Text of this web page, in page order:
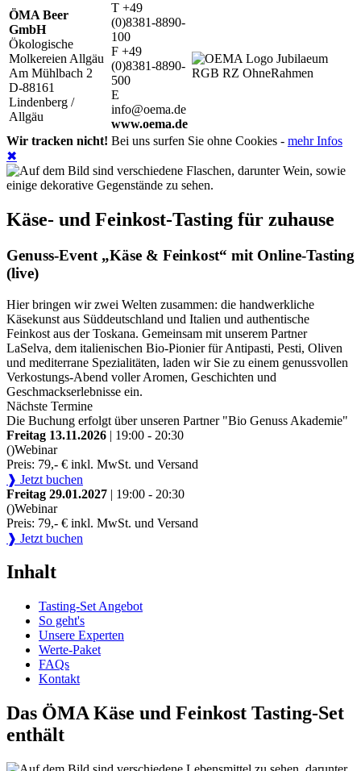
ÖMA Beer
GmbH
Ökologische
Molkereien Allgäu
Am Mühlbach 2
D-88161
Lindenberg /
Allgäu
T +49
(0)8381-8890-
100
F +49
(0)8381-8890-
500
E
info@oema.de
www.oema.de
Wir tracken nicht! Bei uns surfen Sie ohne Cookies - mehr Infos
✖
Käse- und Feinkost-Tasting für zuhause
Genuss-Event „Käse & Feinkost“ mit Online-Tasting
(live)
Hier bringen wir zwei Welten zusammen: die handwerkliche
Käsekunst aus Süddeutschland und Italien und authentische
Feinkost aus der Toskana. Gemeinsam mit unserem Partner
LaSelva, dem italienischen Bio-Pionier für Antipasti, Pesti, Oliven
und mediterrane Spezialitäten, laden wir Sie zu einem genussvollen
Verkostungs-Abend voller Aromen, Geschichten und
Geschmackserlebnisse ein.
Nächste Termine
Die Buchung erfolgt über unseren Partner "Bio Genuss Akademie"
Freitag 13.11.2026 | 19:00 - 20:30
()Webinar
Preis: 79,- € inkl. MwSt. und Versand
❱ Jetzt buchen
Freitag 29.01.2027 | 19:00 - 20:30
()Webinar
Preis: 79,- € inkl. MwSt. und Versand
❱ Jetzt buchen
Inhalt
Tasting-Set Angebot
So geht's
Unsere Experten
Werte-Paket
FAQs
Kontakt
Das ÖMA Käse und Feinkost Tasting-Set
enthält